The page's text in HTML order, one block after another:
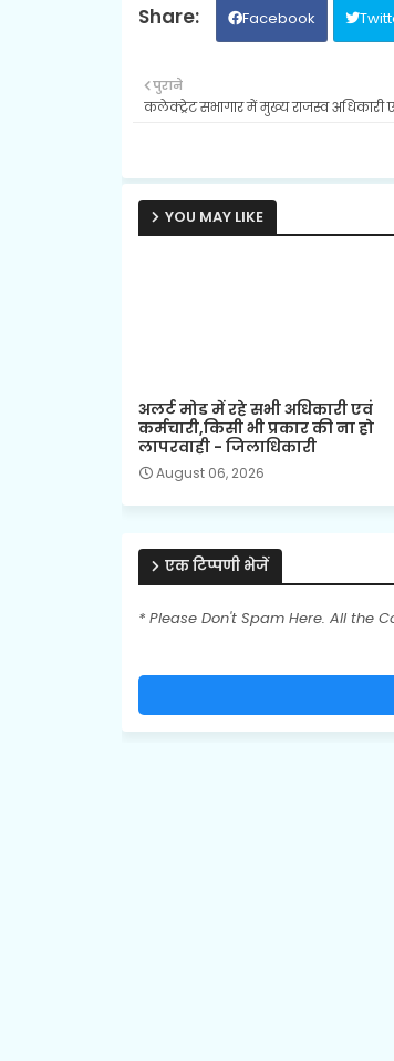
Facebook
पुराने
कलेक्ट्रेट सभागार में मुख्य राजस्व अधिकारी
YOU MAY LIKE
अलर्ट मोड में रहे सभी अधिकारी एवं
कर्मचारी,किसी भी प्रकार की ना हो
लापरवाही - जिलाधिकारी
August 06, 2026
एक टिप्पणी भेजें
* Please Don't Spam Here. All the